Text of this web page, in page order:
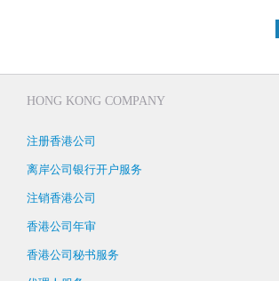
HONG KONG COMPANY
注册香港公司
离岸公司银行开户服务
注销香港公司
香港公司年审
香港公司秘书服务